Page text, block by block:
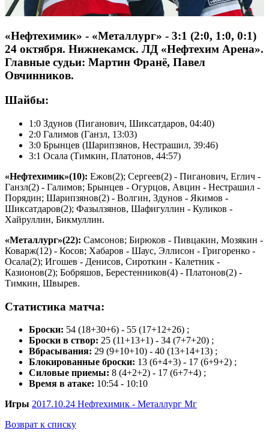
«Нефтехимик» - «Металлург» - 3:1 (2:0, 1:0, 0:1)
24 октября. Нижнекамск. ЛД «Нефтехим Арена».
Главные судьи: Мартин Франё, Павел
Овчинников.
Шайбы:
1:0 Здунов (Пиганович, Шиксатдаров, 04:40)
2:0 Галимов (Ганзл, 13:03)
3:0 Брынцев (Шарипзянов, Нестрашил, 39:46)
3:1 Осала (Тимкин, Платонов, 44:57)
«Нефтехимик»(10): Ежов(2); Сергеев(2) - Пиганович, Еглич -
Ганзл(2) - Галимов; Брынцев - Огурцов, Авцин - Нестрашил -
Порядин; Шарипзянов(2) - Волгин, Здунов - Якимов -
Шиксатдаров(2); Фазылзянов, Шафигуллин - Куликов -
Хайруллин, Бикмуллин.
«Металлург»(22): Самсонов; Бирюков - Пивцакин, Мозякин -
Коварж(12) - Косов; Хабаров - Шаус, Эллисон - Григоренко -
Осала(2); Игошев - Денисов, Сироткин - Калетник -
Казионов(2); Бобряшов, Берестенников(4) - Платонов(2) -
Тимкин, Швырев.
Статистика матча:
Броски: 54 (18+30+6) - 55 (17+12+26) ;
Броски в створ: 25 (11+13+1) - 34 (7+7+20) ;
Вбрасывания: 29 (9+10+10) - 40 (13+14+13) ;
Блокированные броски: 13 (6+4+3) - 17 (6+9+2) ;
Силовые приемы: 8 (4+2+2) - 17 (6+7+4) ;
Время в атаке: 10:54 - 10:10
Игры 2017.10.24 Нефтехимик - Металлург Мг
Возврат к списку